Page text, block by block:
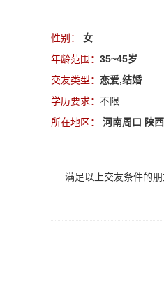
性别： 女
年龄范围： 35~45岁
交友类型： 恋爱,结婚
学历要求： 不限
所在地区：
河南周口 陕
满足以上交友条件的